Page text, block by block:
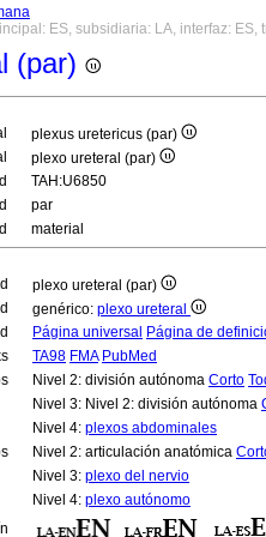
ES, subsidiaria: LA, interfaz: ES,
(par)
plexus uretericus (par)
plexo ureteral (par)
TAH:U6850
par
material
plexo ureteral (par)
genérico: plexo ureteral
Página universal Página de
TA98 FMA PubMed
Nivel 2: división autónoma Corto
Nivel 3: Nivel 2: división autónoma
Nivel 4: plexos abdominales
Nivel 2: articulación anatómica
Nivel 3: plexo del nervio
Nivel 4: plexo autónomo